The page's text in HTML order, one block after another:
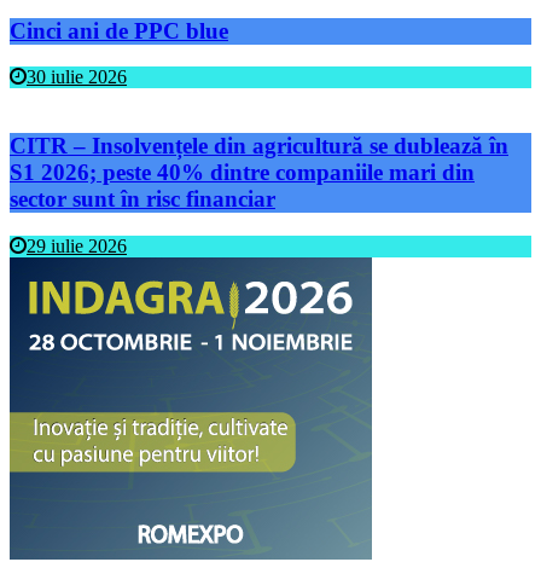
Cinci ani de PPC blue
30 iulie 2026
CITR – Insolvențele din agricultură se dublează în
S1 2026; peste 40% dintre companiile mari din
sector sunt în risc financiar
29 iulie 2026